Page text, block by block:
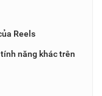
Reels
năng khác trên